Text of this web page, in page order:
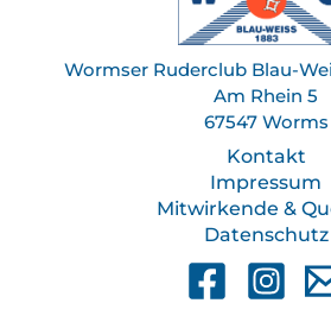
Wormser Ruderclub Blau-
Am Rhein 5
67547 Worms
Kontakt
Impressum
Mitwirkende &
Datenschutz